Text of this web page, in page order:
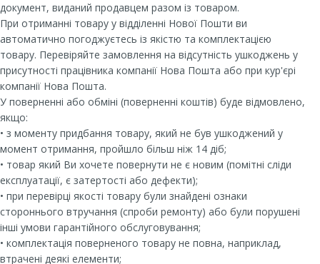
документ, виданий продавцем разом із товаром.
При отриманні товару у відділенні Нової Пошти ви
автоматично погоджуєтесь із якістю та комплектацією
товару. Перевіряйте замовлення на відсутність ушкоджень у
присутності працівника компанії Нова Пошта або при кур'єрі
компанії Нова Пошта.
У поверненні або обміні (поверненні коштів) буде відмовлено,
якщо:
• з моменту придбання товару, який не був ушкоджений у
момент отримання, пройшло більш ніж 14 діб;
• товар який Ви хочете повернути не є новим (помітні сліди
експлуатації, є затертості або дефекти);
• при перевірці якості товару були знайдені ознаки
стороннього втручання (спроби ремонту) або були порушені
інші умови гарантійного обслуговування;
• комплектація поверненого товару не повна, наприклад,
втрачені деякі елементи;